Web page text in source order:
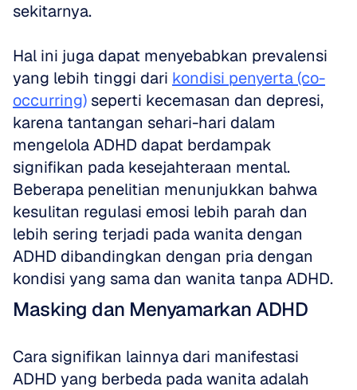
sekitarnya.
Hal ini juga dapat menyebabkan prevalensi
yang lebih tinggi dari kondisi penyerta (co-
occurring) seperti kecemasan dan depresi,
karena tantangan sehari-hari dalam
mengelola ADHD dapat berdampak
signifikan pada kesejahteraan mental.
Beberapa penelitian menunjukkan bahwa
kesulitan regulasi emosi lebih parah dan
lebih sering terjadi pada wanita dengan
ADHD dibandingkan dengan pria dengan
kondisi yang sama dan wanita tanpa ADHD.
Masking dan Menyamarkan ADHD
Cara signifikan lainnya dari manifestasi
ADHD yang berbeda pada wanita adalah